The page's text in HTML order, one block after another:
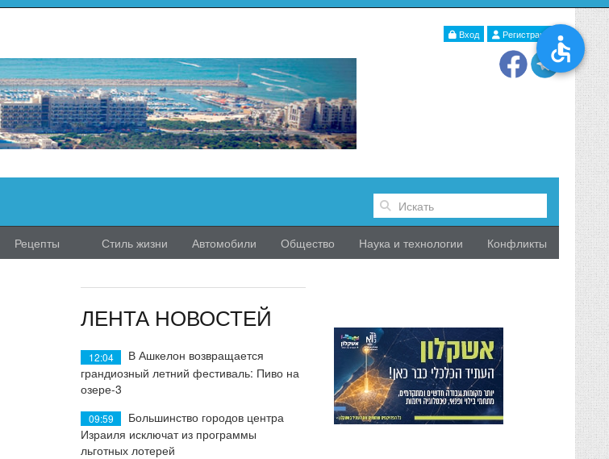
Вход Регистрация
Рецепты Стиль жизни Автомобили Общество Наука и технологии Конфликты
ЛЕНТА НОВОСТЕЙ
12:04
В Ашкелон возвращается
грандиозный летний фестиваль: Пиво на
озере-3
09:59
Большинство городов центра
Израиля исключат из программы
льготных лотерей